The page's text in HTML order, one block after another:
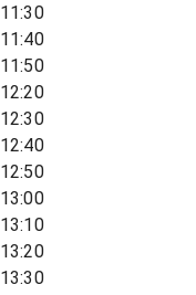
11:30
11:40
11:50
12:20
12:30
12:40
12:50
13:00
13:10
13:20
13:30